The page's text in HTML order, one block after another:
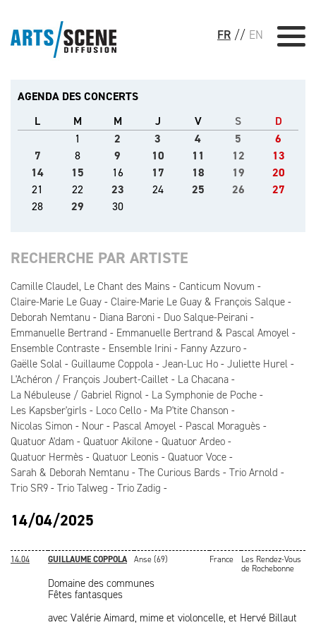
FR // EN
AGENDA DES CONCERTS
L
M M J V S
D
1
2 3 4 5
6
7
8 9 10 11 12
13
14
15 16 17 18 19
20
21
22 23 24 25 26
27
28
29 30
RECHERCHE PAR ARTISTE
Camille Claudel, Le Chant des Mains
Canticum Novum
Claire-Marie Le Guay
Claire-Marie Le Guay & François Salque
Deborah Nemtanu
Diana Baroni
Duo Salque-Peirani
Emmanuelle Bertrand
Emmanuelle Bertrand & Pascal Amoyel
Ensemble Contraste
Ensemble Irini
Fanny Azzuro
Gaëlle Solal
Guillaume Coppola Jean-Luc Ho
Juliette Hurel
L'Achéron / François Joubert-Caillet
La Chacana
La Nébuleuse / Gabriel Rignol
La Symphonie de Poche
Les Kapsber'girls
Loco Cello
Ma P'tite Chanson
Nicolas Simon
Nour Pascal Amoyel
Pascal Moraguès
Quatuor A'dam
Quatuor Akilone
Quatuor Ardeo
Quatuor Hermès
Quatuor Leonis
Quatuor Voce
Sarah & Deborah Nemtanu
The Curious Bards
Trio Arnold
Trio SR9
Trio Talweg Trio Zadig
14/04/2025
14.04 GUILLAUME COPPOLA Anse (69) France
Les Rendez-Vous
de Rochebonne
Domaine des communes
Fêtes fantasques
avec Valérie Aimard, mime et violoncelle, et Hervé Billaut